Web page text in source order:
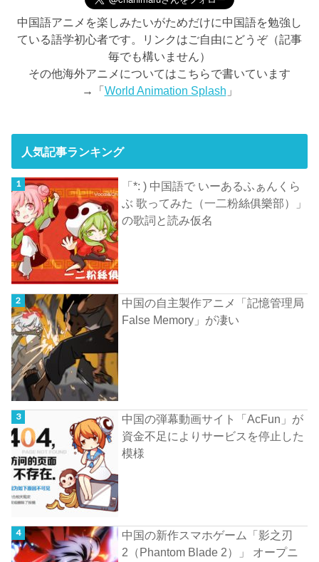
中国語アニメを楽しみたいがためだけに中国語を勉強し
ている語学初心者です。リンクはご自由にどうぞ（記事
毎でも構いません）
その他海外アニメについてはこちらで書いています
→「World Animation Splash 」
人気記事ランキング
「*: ) 中国語で いーあるふぁんくら
ぶ 歌ってみた（一二粉絲俱樂部）」
の歌詞と読み仮名
中国の自主製作アニメ「記憶管理局
False Memory」が凄い
中国の弾幕動画サイト「AcFun」が
資金不足によりサービスを停止した
模様
中国の新作スマホゲーム「影之刃
2（Phantom Blade 2）」 オープニ